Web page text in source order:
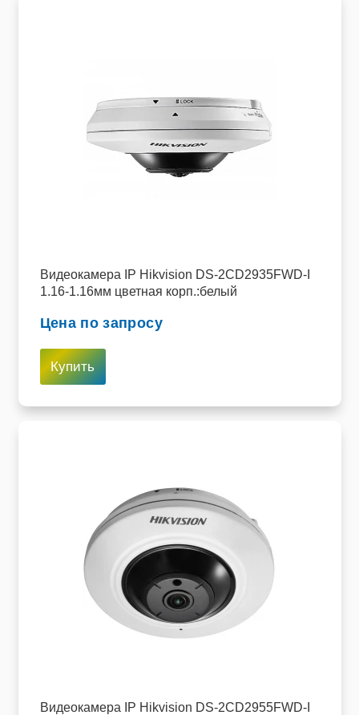
Видеокамера IP Hikvision DS-2CD2935FWD-I
1.16-1.16мм цветная корп.:белый
Цена по запросу
Купить
Видеокамера IP Hikvision DS-2CD2955FWD-I